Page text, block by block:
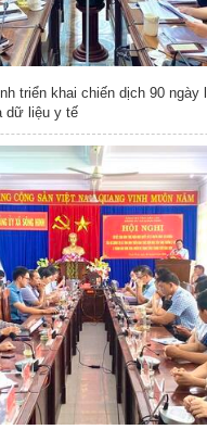
triển khai chiến dịch 90 ngày
dữ liệu y tế